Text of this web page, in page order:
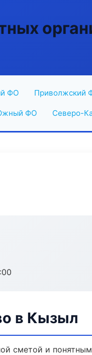
ФО Приволжский
ФО Северо-
в Кызыл
сметой и